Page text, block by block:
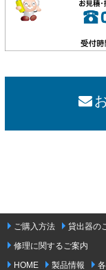
ご購入方法 貸出器の
修理に関するご案内
HOME
製品情報